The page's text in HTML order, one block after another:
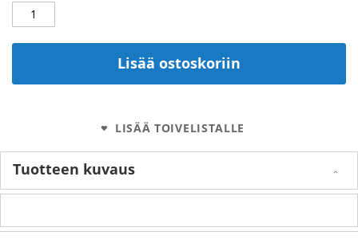
Lisää ostoskoriin
LISÄÄ TOIVELISTALLE
Tuotteen kuvaus